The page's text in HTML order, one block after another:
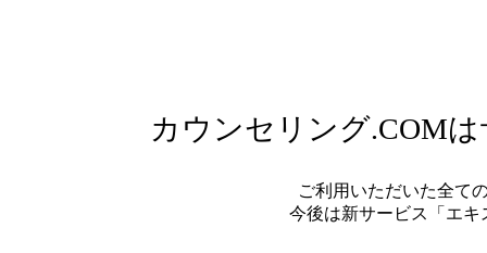
カウンセリング.COM
ご利用いただいた全て
今後は新サービス「エ